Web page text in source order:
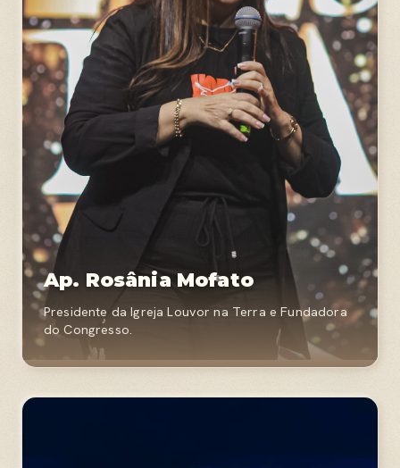
Ap. Rosânia Mofato
Presidente da Igreja Louvor na Terra e Fundadora
do Congresso.